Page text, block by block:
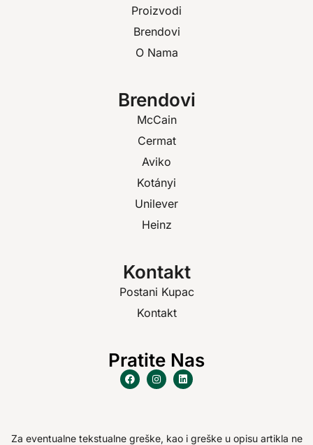
Proizvodi
Brendovi
O Nama
Brendovi
McCain
Cermat
Aviko
Kotányi
Unilever
Heinz
Kontakt
Postani Kupac
Kontakt
Pratite Nas
Za eventualne tekstualne greške, kao i greške u opisu artikla ne